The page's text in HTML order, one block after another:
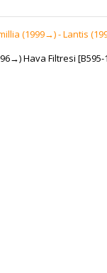
(1999→) - Lantis